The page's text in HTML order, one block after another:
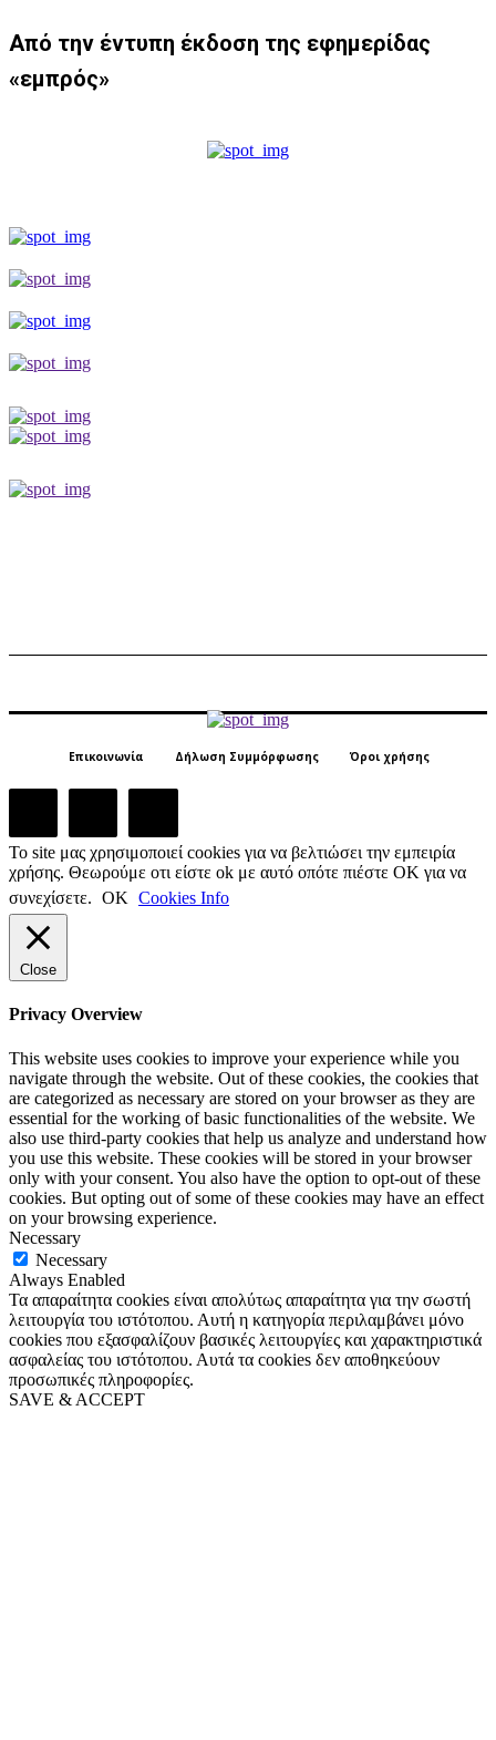
Από την έντυπη έκδοση της εφημερίδας
«εμπρός»
Επικοινωνία Δήλωση Συμμόρφωσης Όροι χρήσης
Το site μας χρησιμοποιεί cookies για να βελτιώσει την εμπειρία
χρήσης. Θεωρούμε οτι είστε ok με αυτό οπότε πιέστε ΟΚ για να
συνεχίσετε. ΟΚ Cookies Info
Close
Privacy Overview
This website uses cookies to improve your experience while you
navigate through the website. Out of these cookies, the cookies that
are categorized as necessary are stored on your browser as they are
essential for the working of basic functionalities of the website. We
also use third-party cookies that help us analyze and understand how
you use this website. These cookies will be stored in your browser
only with your consent. You also have the option to opt-out of these
cookies. But opting out of some of these cookies may have an effect
on your browsing experience.
Necessary
Necessary
Always Enabled
Τα απαραίτητα cookies είναι απολύτως απαραίτητα για την σωστή
λειτουργία του ιστότοπου. Αυτή η κατηγορία περιλαμβάνει μόνο
cookies που εξασφαλίζουν βασικές λειτουργίες και χαρακτηριστικά
ασφαλείας του ιστότοπου. Αυτά τα cookies δεν αποθηκεύουν
προσωπικές πληροφορίες.
SAVE & ACCEPT